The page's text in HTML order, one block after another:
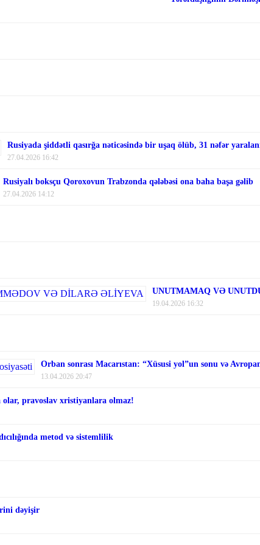
Rusiyada şiddətli qasırğa nəticəsində bir uşaq ölüb, 31 nəfər
27.04.2026 16:42
Rusiyalı boksçu Qoroxovun Trabzonda qələbəsi ona baha başa gəlib
27.04.2026 14:12
UNUTMAMAQ VƏ
19.04.2026 16:32
Orban sonrası Macarıstan: “Xüsusi yol”un sonu və
13.04.2026 20:47
olar, pravoslav xristiyanlara olmaz!
metod və sistemlilik
dəyişir